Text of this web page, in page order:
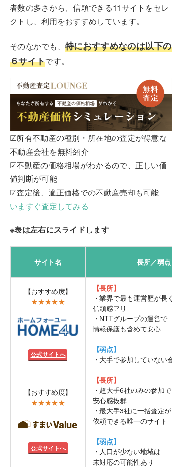
者数の多さから、信頼できる11サイトをセレ
クトし、利用をおすすめしています。
そのなかでも、特におすすめなのは以下の
６サイトです。
☑所有不動産の種別・所在地の査定が得意な
不動産会社を無料紹介
☑不動産の価格相場がわかるので、正しい価
値判断が可能
☑査定後、適正価格での不動産売却も可能
いますぐ査定してみる
※表は左右にスライドします
サイト名 長所／弱点
【おすすめ度】
★★★★★
公式サイトへ
【長所】
・業界で最も運営歴が長く
信頼感アリ
・NTTグループの運営で
情報保護も含めて安心
【弱点】
・大手で参加していない会社
【おすすめ度】
★★★★★
公式サイトへ
【長所】
・超大手6社のみの参加で
安心感抜群
・最大手3社に一括査定が
依頼できる唯一のサイト
【弱点】
・人口が少ない地域は
未対応の可能性あり